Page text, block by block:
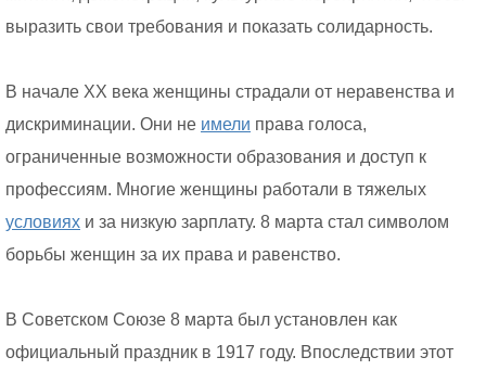
выразить свои требования и показать солидарность.
В начале XX века женщины страдали от неравенства и
дискриминации. Они не имели права голоса,
ограниченные возможности образования и доступ к
профессиям. Многие женщины работали в тяжелых
условиях и за низкую зарплату. 8 марта стал символом
борьбы женщин за их права и равенство.
В Советском Союзе 8 марта был установлен как
официальный праздник в 1917 году. Впоследствии этот